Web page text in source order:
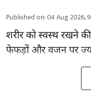
Published on:04 Aug 2026,
शरीर को स्वस्थ रखने
फेफड़ों और वजन पर